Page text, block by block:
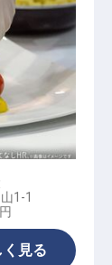
1-1
く見る